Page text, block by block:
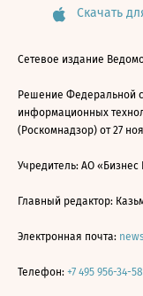
Скачать
Сетевое издание
Решение Федеральной
информационных
(Роскомнадзор) от 27
Учредитель: АО
Главный редактор:
Электронная почта:
Телефон: +7 495 956-34-58